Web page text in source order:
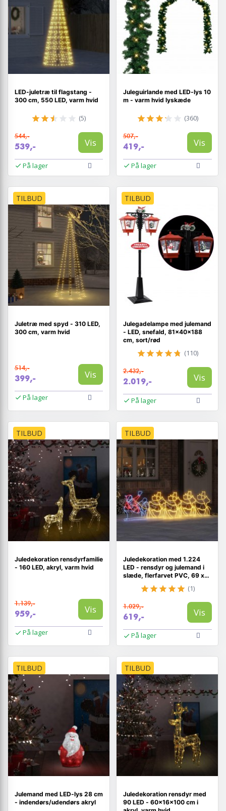
LED-juletræ til flagstang -
300 cm, 550 LED, varm hvid
(5)
544,-
539,- Vis
På lager
Juleguirlande med LED-lys 10
m - varm hvid lyskæde
(360)
507,-
419,- Vis
På lager
TILBUD
Juletræ med spyd - 310 LED,
300 cm, varm hvid
514,-
399,- Vis
På lager
TILBUD
Julegadelampe med julemand
- LED, snefald, 81×40×188
cm, sort/rød
(110)
2.432,-
2.019,- Vis
På lager
TILBUD
Juledekoration rensdyrfamilie
- 160 LED, akryl, varm hvid
1.139,-
959,- Vis
På lager
TILBUD
Juledekoration med 1.224
LED - rensdyr og julemand i
slæde, flerfarvet PVC, 69 x
(1)
1.029,-
619,- Vis
På lager
TILBUD
Julemand med LED-lys 28 cm
- indendørs/udendørs akryl
TILBUD
Juledekoration rensdyr med
90 LED - 60×16×100 cm i